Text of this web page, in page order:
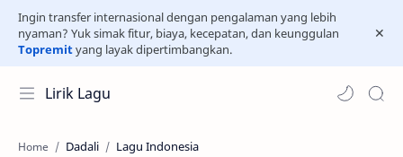
Ingin transfer internasional dengan pengalaman yang lebih
nyaman? Yuk simak fitur, biaya, kecepatan, dan keunggulan
Topremityang layak dipertimbangkan.
Lirik Lagu
Home Dadali Lagu Indonesia